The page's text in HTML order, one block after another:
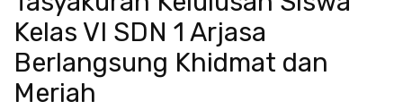
Kelas VI SDN 1 Arjasa
Berlangsung Khidmat dan
Meriah